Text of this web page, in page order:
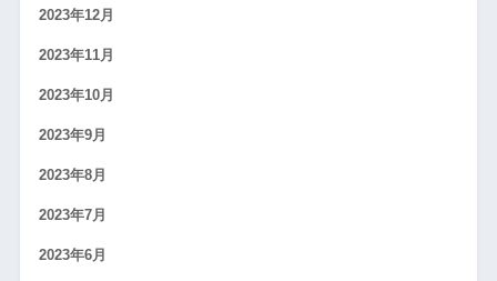
2023年12月
2023年11月
2023年10月
2023年9月
2023年8月
2023年7月
2023年6月